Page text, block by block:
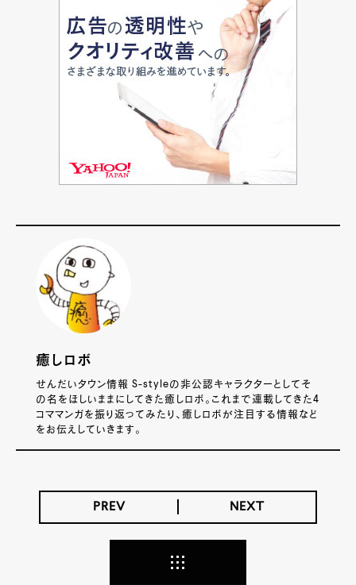
癒しロボ
せんだいタウン情報 S-styleの非公認キャラクターとしてそ
の名をほしいままにしてきた癒しロボ。これまで連載してきた4
コママンガを振り返ってみたり、癒しロボが注目する情報など
をお伝えしていきます。
PREV NEXT